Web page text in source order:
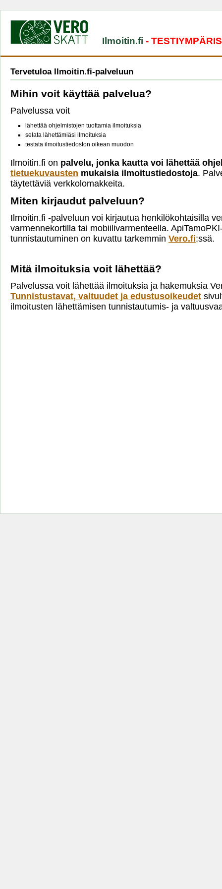
Ilmoitin.fi -
Tervetuloa Ilmoitin.fi-palveluun
Mihin voit käyttää palvelua?
Palvelussa voit
lähettää ohjelmistojen tuottamia ilmoituksia
selata lähettämiäsi ilmoituksia
testata ilmoitustiedoston oikean muodon
Ilmoitin.fi on palvelu, jonka kautta voi lähettää
tietuekuvausten mukaisia ilmoitustiedostoja.
täytettäviä verkkolomakkeita.
Miten kirjaudut palveluun?
Ilmoitin.fi -palveluun voi kirjautua henkilökohtaisilla
varmennekortilla tai mobiilivarmenteella.
tunnistautuminen on kuvattu tarkemmin Vero.fi:ssä.
Mitä ilmoituksia voit lähettää?
Palvelussa voit lähettää ilmoituksia ja hakemuksia
Tunnistustavat, valtuudet ja edustusoikeudet
ilmoitusten lähettämisen tunnistautumis- ja